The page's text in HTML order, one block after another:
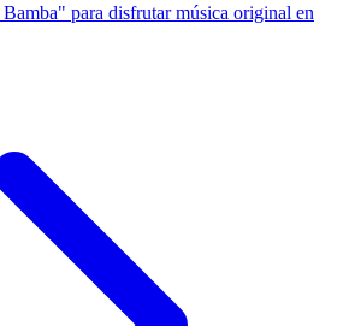
para disfrutar música original en